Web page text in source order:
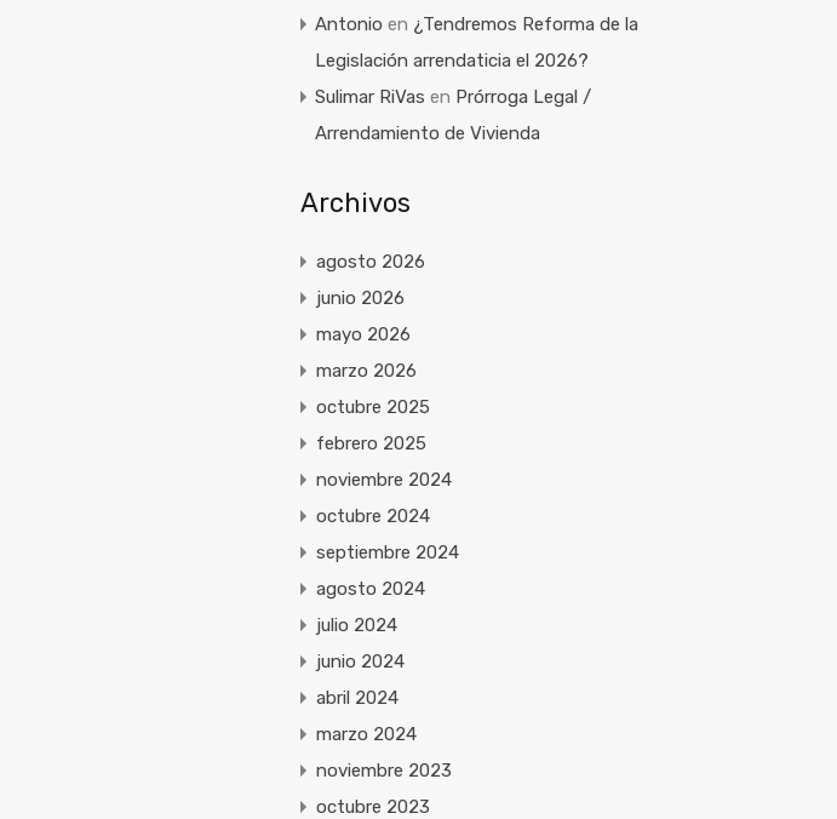
Antonio en ¿Tendremos Reforma de la
Legislación arrendaticia el 2026?
Sulimar RiVas en Prórroga Legal /
Arrendamiento de Vivienda
Archivos
agosto 2026
junio 2026
mayo 2026
marzo 2026
octubre 2025
febrero 2025
noviembre 2024
octubre 2024
septiembre 2024
agosto 2024
julio 2024
junio 2024
abril 2024
marzo 2024
noviembre 2023
octubre 2023